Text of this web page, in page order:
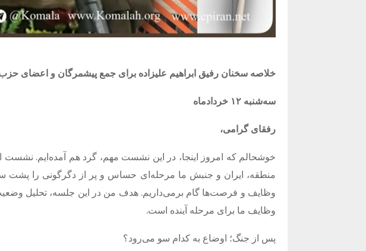
خلاصه سخنان رفیق ابراهیم علیزاده برای جمع پیشمرگان و اعضای
سه‌شنبه ۱۲ خردادماه
رفقای گرامی،
خوشحالم که امروز اینجا، در این نشست مهم، گرد هم آمده‌ایم. نشست
منطقه، ایران و جنبش ما مرحله‌ای حساس و پر از دگرگونی را پشت
وظایف و فرصت‌ها گام برمی‌داریم.هدف من در این جلسه، تحلیل
وظایف ما برای مرحله آینده است.
پس از جنگ؛ اوضاع به کدام سو می‌رود؟